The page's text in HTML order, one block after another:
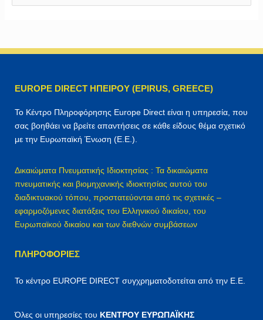
ν
ή
EUROPE DIRECT ΗΠΕΙΡΟΥ (EPIRUS, GREECE)
Το Κέντρο Πληροφόρησης Europe Direct είναι η υπηρεσία, που
σας βοηθάει να βρείτε απαντήσεις σε κάθε είδους θέμα σχετικό
με την Ευρωπαϊκή Ένωση (Ε.Ε.).
Δικαιώματα Πνευματικής Ιδιοκτησίας : Τα δικαιώματα
πνευματικής και βιομηχανικής ιδιοκτησίας αυτού του
διαδικτυακού τόπου, προστατεύονται από τις σχετικές –
εφαρμοζόμενες διατάξεις του Ελληνικού δικαίου, του
Ευρωπαϊκού δικαίου και των διεθνών συμβάσεων
ΠΛΗΡΟΦΟΡΊΕΣ
Το κέντρο EUROPE DIRECT συγχρηματοδοτείται από την Ε.Ε.
Όλες οι υπηρεσίες του ΚΕΝΤΡΟΥ ΕΥΡΩΠΑΪΚΗΣ